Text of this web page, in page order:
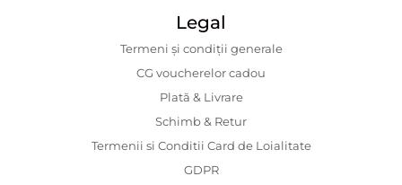
Legal
Termeni și condiții generale
CG voucherelor cadou
Plată & Livrare
Schimb & Retur
Termenii si Conditii Card de Loialitate
GDPR